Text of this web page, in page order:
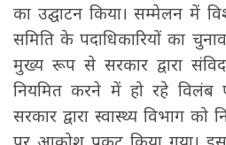
का उद्घाटन किया। सम्मेलन में
समिति के पदाधिकारियों का
मुख्य रूप से सरकार द्वारा
नियमित करने में हो रहे
सरकार द्वारा स्वास्थ्य विभाग